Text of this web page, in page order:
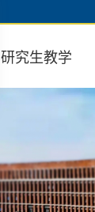
研究生教学